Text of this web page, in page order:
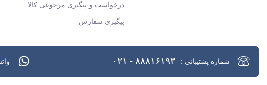
درخواست و پیگیری مرجوعی کالا
پیگیری سفارش
شماره پشتیبانی : ۸۸۸۱۶۱۹۳ - ۰۲۱